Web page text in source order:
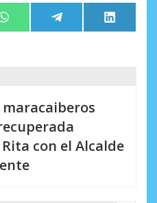
Compartir
en
WhatsApp Compartir
en
Telegram
en
LinkedIn
con el Alcalde